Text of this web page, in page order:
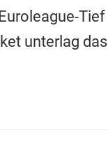
Tief
unterlag das